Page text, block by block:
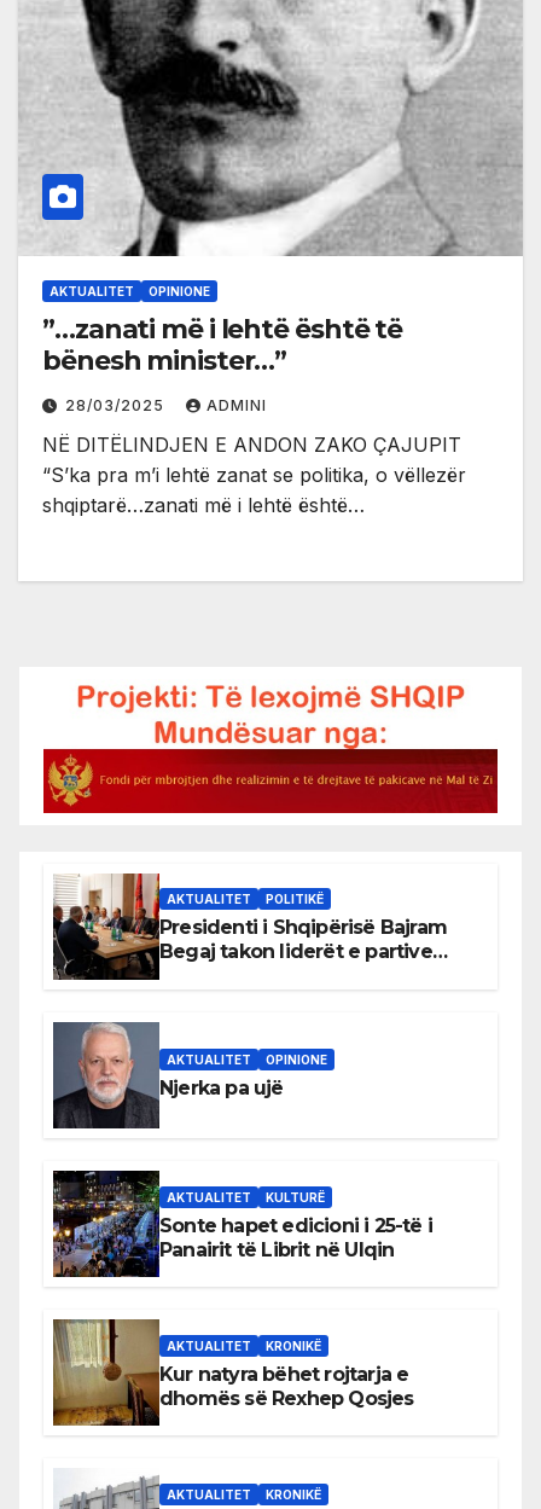
AKTUALITET OPINIONE
”…zanati më i lehtë është të
bënesh minister…”
28/03/2025 ADMINI
NË DITËLINDJEN E ANDON ZAKO ÇAJUPIT
“S’ka pra m’i lehtë zanat se politika, o vëllezër
shqiptarë…zanati më i lehtë është…
AKTUALITET POLITIKË
Presidenti i Shqipërisë Bajram
Begaj takon liderët e partive
AKTUALITET OPINIONE
Njerka pa ujë
AKTUALITET KULTURË
Sonte hapet edicioni i 25-të i
Panairit të Librit në Ulqin
AKTUALITET KRONIKË
Kur natyra bëhet rojtarja e
dhomës së Rexhep Qosjes
AKTUALITET KRONIKË